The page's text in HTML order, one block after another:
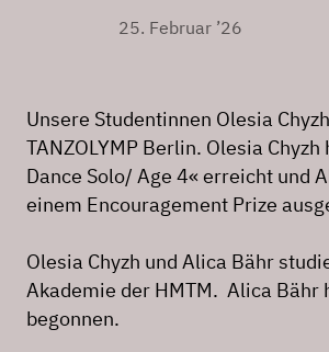
25. Februar ’26
Unsere Studentinnen Olesia
TANZOLYMP Berlin. Olesia
Dance Solo/ Age 4« erreicht und
einem Encouragement Prize
Olesia Chyzh und Alica Bähr
Akademie der HMTM. Alica
begonnen.